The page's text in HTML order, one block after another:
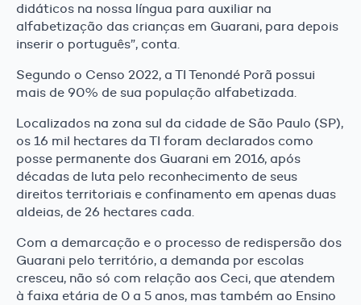
didáticos na nossa língua para auxiliar na
alfabetização das crianças em Guarani, para depois
inserir o português”, conta.
Segundo o Censo 2022, a TI Tenondé Porã possui
mais de 90% de sua população alfabetizada.
Localizados na zona sul da cidade de São Paulo (SP),
os 16 mil hectares da TI foram declarados como
posse permanente dos Guarani em 2016, após
décadas de luta pelo reconhecimento de seus
direitos territoriais e confinamento em apenas duas
aldeias, de 26 hectares cada.
Com a demarcação e o processo de redispersão dos
Guarani pelo território, a demanda por escolas
cresceu, não só com relação aos Ceci, que atendem
à faixa etária de 0 a 5 anos, mas também ao Ensino